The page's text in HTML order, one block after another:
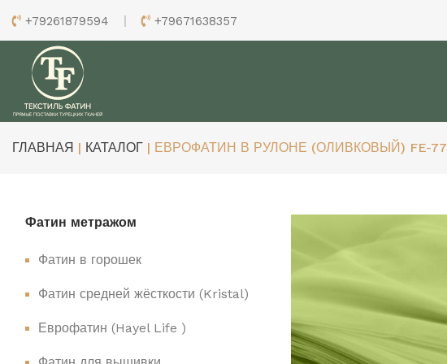
+79261879594 +79671638357
ГЛАВНАЯ | КАТАЛОГ | ЕВРОФАТИН В РУЛОНЕ (ОЛИВКОВЫЙ) FE-77
Фатин метражом
Фатин в горошек
Фатин средней жёсткости (Kristal)
Еврофатин (Hayel Life )